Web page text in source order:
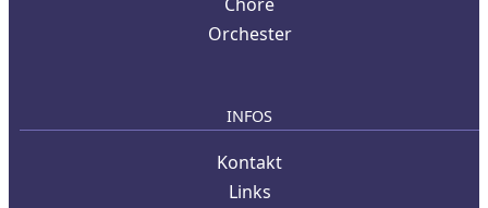
Orchester
INFOS
Kontakt
Links